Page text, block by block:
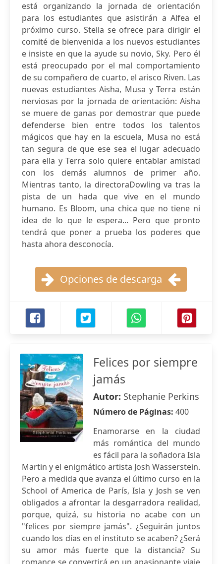
está organizando la jornada de orientación
para los estudiantes que asistirán a Alfea el
próximo curso. Stella se ofrece para dirigir el
comité de bienvenida a los nuevos estudiantes
e insiste en que la ayude su novio, Sky. Pero él
está preocupado por el mal comportamiento
de su compañero de cuarto, el arisco Riven. Las
nuevas estudiantes Aisha, Musa y Terra están
nerviosas por la jornada de orientación: Aisha
se muere de ganas por demostrar que puede
defenderse bien entre todos los talentos
mágicos que hay en la escuela, Musa no está
tan segura de que ese sea el lugar adecuado
para ella y Terra solo quiere entablar amistad
con los demás alumnos de primer año.
Mientras tanto, la directoraDowling va tras la
pista de un hada que vive en el mundo
humano. Es Bloom, una chica que no tiene ni
idea de lo que le espera... Pero que pronto
tendrá que poner a prueba los poderes que
hasta ahora desconocía.
Opciones de descarga
Felices por siempre
jamás
Autor: Stephanie Perkins
Número de Páginas: 400
Enamorarse en la ciudad
más romántica del mundo
es fácil para la soñadora Isla
Martin y el enigmático artista Josh Wasserstein.
Pero a medida que avanza el último curso en la
School of America de París, Isla y Josh se ven
obligados a afrontar la desgarradora realidad,
porque, quizá, su historia no acabe con un
"felices por siempre jamás". ¿Seguirán juntos
cuando los días en el instituto se acaben? ¿Será
su amor más fuerte que la distancia? Su